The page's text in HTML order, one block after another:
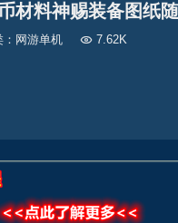
材料神赐装备图纸
网游单机 7.62K